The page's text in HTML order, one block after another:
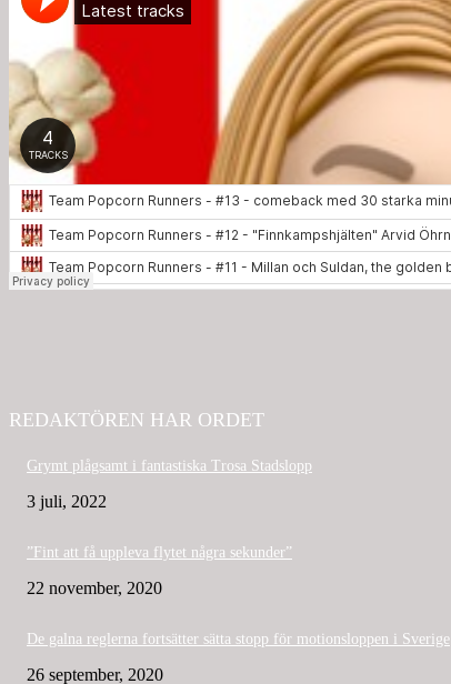
REDAKTÖREN HAR ORDET
Grymt plågsamt i fantastiska Trosa Stadslopp
3 juli, 2022
”Fint att få uppleva flytet några sekunder”
22 november, 2020
De galna reglerna fortsätter sätta stopp för motionsloppen i Sverige
26 september, 2020